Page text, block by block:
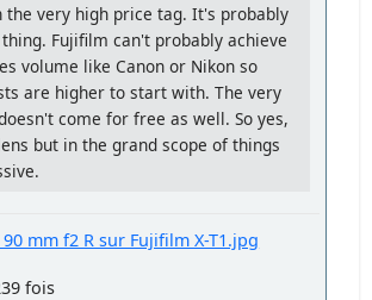
the very high price tag. It's probably
Fujifilm can't probably achieve
volume like Canon or Nikon so
are higher to start with. The very
come for free as well. So yes,
but in the grand scope of things
90 mm f2 R sur Fujifilm X-T1.jpg
fois